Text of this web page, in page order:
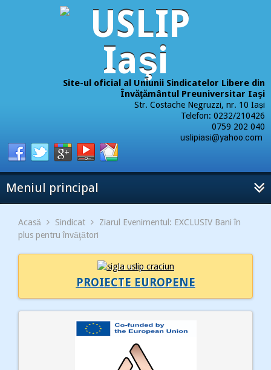
Site-ul oficial al Uniunii Sindicatelor Libere din
Învăţământul Preuniversitar Iaşi
Str. Costache Negruzzi, nr. 10 Iași
Telefon: 0232/210426
0759 202 040
uslipiasi@yahoo.com
Meniul principal
Acasă Sindicat
Ziarul Evenimentul: EXCLUSIV Bani în
plus pentru învăţători
PROIECTE EUROPENE